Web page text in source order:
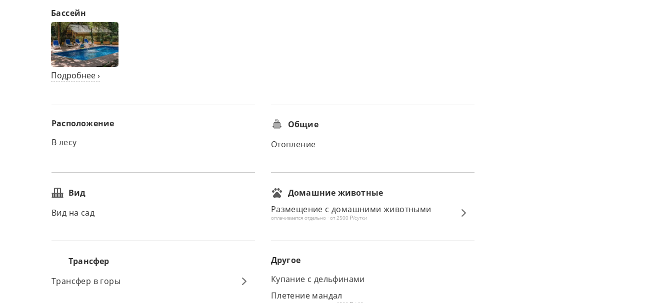
Бассейн
Подробнее ›
Расположение
В лесу
Общие
Отопление
Вид
Вид на сад
Домашние животные
Размещение с домашними животными
оплачивается отдельно · от 2500 ₽/сутки
Трансфер
Трансфер в горы
Другое
Купание с дельфинами
Плетение мандал